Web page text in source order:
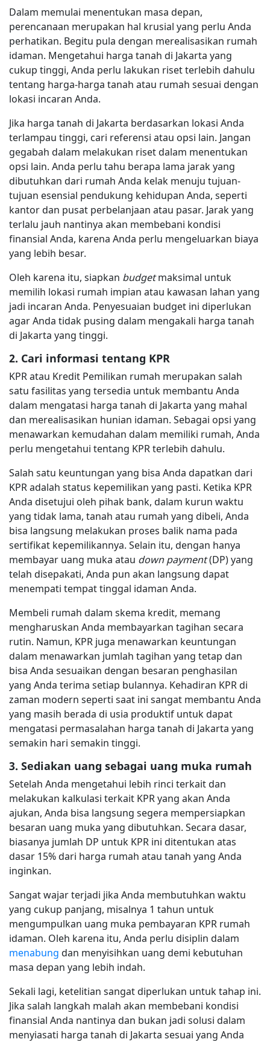
Dalam memulai menentukan masa depan,
perencanaan merupakan hal krusial yang perlu Anda
perhatikan. Begitu pula dengan merealisasikan rumah
idaman. Mengetahui harga tanah di Jakarta yang
cukup tinggi, Anda perlu lakukan riset terlebih dahulu
tentang harga-harga tanah atau rumah sesuai dengan
lokasi incaran Anda.
Jika harga tanah di Jakarta berdasarkan lokasi Anda
terlampau tinggi, cari referensi atau opsi lain. Jangan
gegabah dalam melakukan riset dalam menentukan
opsi lain. Anda perlu tahu berapa lama jarak yang
dibutuhkan dari rumah Anda kelak menuju tujuan-
tujuan esensial pendukung kehidupan Anda, seperti
kantor dan pusat perbelanjaan atau pasar. Jarak yang
terlalu jauh nantinya akan membebani kondisi
finansial Anda, karena Anda perlu mengeluarkan biaya
yang lebih besar.
Oleh karena itu, siapkan budgetmaksimal untuk
memilih lokasi rumah impian atau kawasan lahan yang
jadi incaran Anda. Penyesuaian budget ini diperlukan
agar Anda tidak pusing dalam mengakali harga tanah
di Jakarta yang tinggi.
2. Cari informasi tentang KPR
KPR atau Kredit Pemilikan rumah merupakan salah
satu fasilitas yang tersedia untuk membantu Anda
dalam mengatasi harga tanah di Jakarta yang mahal
dan merealisasikan hunian idaman. Sebagai opsi yang
menawarkan kemudahan dalam memiliki rumah, Anda
perlu mengetahui tentang KPR terlebih dahulu.
Salah satu keuntungan yang bisa Anda dapatkan dari
KPR adalah status kepemilikan yang pasti. Ketika KPR
Anda disetujui oleh pihak bank, dalam kurun waktu
yang tidak lama, tanah atau rumah yang dibeli, Anda
bisa langsung melakukan proses balik nama pada
sertifikat kepemilikannya. Selain itu, dengan hanya
membayar uang muka atau down payment(DP) yang
telah disepakati, Anda pun akan langsung dapat
menempati tempat tinggal idaman Anda.
Membeli rumah dalam skema kredit, memang
mengharuskan Anda membayarkan tagihan secara
rutin. Namun, KPR juga menawarkan keuntungan
dalam menawarkan jumlah tagihan yang tetap dan
bisa Anda sesuaikan dengan besaran penghasilan
yang Anda terima setiap bulannya. Kehadiran KPR di
zaman modern seperti saat ini sangat membantu Anda
yang masih berada di usia produktif untuk dapat
mengatasi permasalahan harga tanah di Jakarta yang
semakin hari semakin tinggi.
3. Sediakan uang sebagai uang muka rumah
Setelah Anda mengetahui lebih rinci terkait dan
melakukan kalkulasi terkait KPR yang akan Anda
ajukan, Anda bisa langsung segera mempersiapkan
besaran uang muka yang dibutuhkan. Secara dasar,
biasanya jumlah DP untuk KPR ini ditentukan atas
dasar 15% dari harga rumah atau tanah yang Anda
inginkan.
Sangat wajar terjadi jika Anda membutuhkan waktu
yang cukup panjang, misalnya 1 tahun untuk
mengumpulkan uang muka pembayaran KPR rumah
idaman. Oleh karena itu, Anda perlu disiplin dalam
menabung dan menyisihkan uang demi kebutuhan
masa depan yang lebih indah.
Sekali lagi, ketelitian sangat diperlukan untuk tahap ini.
Jika salah langkah malah akan membebani kondisi
finansial Anda nantinya dan bukan jadi solusi dalam
menyiasati harga tanah di Jakarta sesuai yang Anda